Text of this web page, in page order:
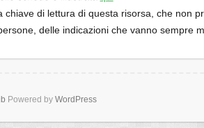
di lettura di questa risorsa, che non
delle indicazioni che vanno sempre
Powered by WordPress